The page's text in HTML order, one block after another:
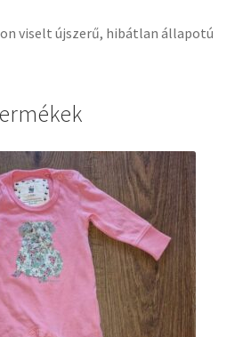
viselt újszerű, hibátlan állapotú